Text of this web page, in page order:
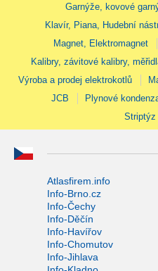
Garnýže, kovové
Klavír, Piana, Hudební
Magnet, Elektromagnet
Kalibry, závitové kalibry,
Výroba a prodej elektrokotlů
JCB
Plynové
Striptýz
Atlasfirem.info
Info-Brno.cz
Info-Čechy
Info-Děčín
Info-Havířov
Info-Chomutov
Info-Jihlava